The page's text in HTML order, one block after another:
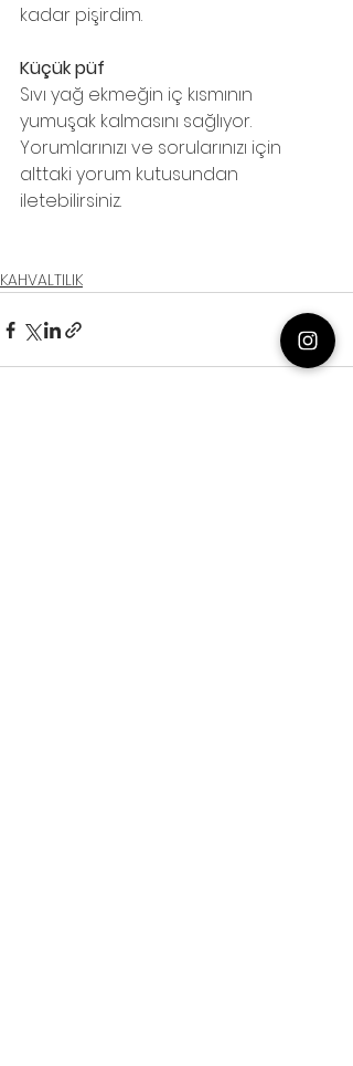
kadar pişirdim.
Küçük püf
Sıvı yağ ekmeğin iç kısmının
yumuşak kalmasını sağlıyor.
Yorumlarınızı ve sorularınızı için
alttaki yorum kutusundan
iletebilirsiniz.
KAHVALTILIK